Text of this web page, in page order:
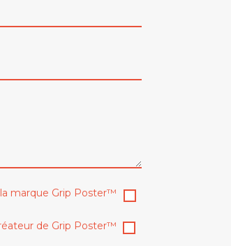
marque Grip Poster™
de Grip Poster™